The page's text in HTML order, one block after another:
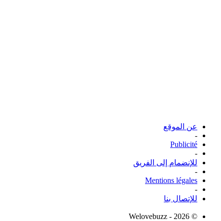
عن الموقع
-
Publicité
-
للإنضمام إلى الفريق
-
Mentions légales
-
للإتصال بنا
© Welovebuzz - 2026